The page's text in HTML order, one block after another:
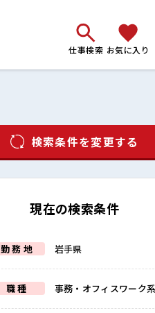
仕事検索 お気に入り
検索条件を変更する
現在の検索条件
勤 務 地 岩手県
職 種 事務・オフィスワーク系